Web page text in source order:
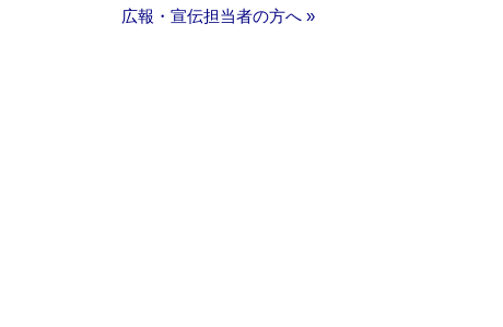
広報・宣伝担当者の方へ »